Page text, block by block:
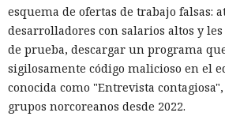
esquema de ofertas de trabajo falsas:
desarrolladores con salarios altos y
de prueba, descargar un programa
sigilosamente código malicioso en el
conocida como "Entrevista
grupos norcoreanos desde 2022.